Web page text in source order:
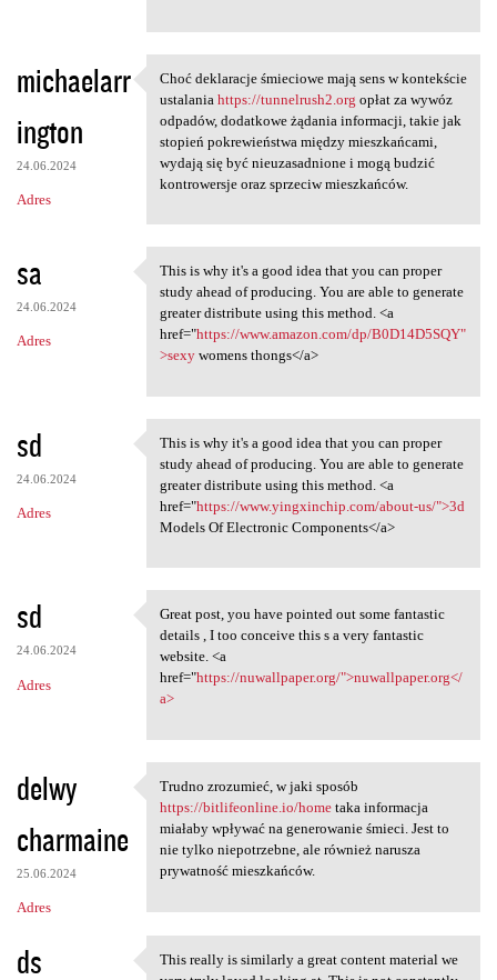
michaelarr
ington
24.06.2024
Adres
Choć deklaracje śmieciowe
Choć deklaracje śmieciowe mają sens w kontekście
ustalania https://tunnelrush2.org opłat za wywóz
odpadów, dodatkowe żądania informacji, takie jak
stopień pokrewieństwa między mieszkańcami,
wydają się być nieuzasadnione i mogą budzić
kontrowersje oraz sprzeciw mieszkańców.
sa
24.06.2024
Adres
This is why it's a good idea
This is why it's a good idea that you can proper
study ahead of producing. You are able to generate
greater distribute using this method. <a
href="https://www.amazon.com/dp/B0D14D5SQY"
>sexywomens thongs</a>
sd
24.06.2024
Adres
This is why it's a good idea
This is why it's a good idea that you can proper
study ahead of producing. You are able to generate
greater distribute using this method. <a
href="https://www.yingxinchip.com/about-us/">3d
Models Of Electronic Components</a>
sd
24.06.2024
Adres
Great post, you have pointed
Great post, you have pointed out some fantastic
details , I too conceive this s a very fantastic
website. <a
href="https://nuwallpaper.org/">nuwallpaper.org</
a>
delwy
charmaine
25.06.2024
Adres
Trudno zrozumieć, w jaki
Trudno zrozumieć, w jaki sposób
https://bitlifeonline.io/hometaka informacja
miałaby wpływać na generowanie śmieci. Jest to
nie tylko niepotrzebne, ale również narusza
prywatność mieszkańców.
ds
This really is similarly a great content material we